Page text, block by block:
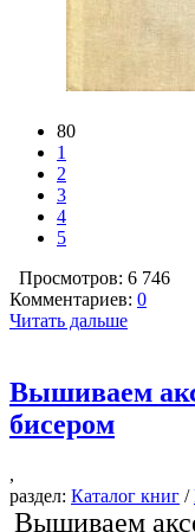
80
1
2
3
4
5
Просмотров: 6 746
Комментариев: 0
Читать дальше
Вышиваем
бисером
,
раздел: Каталог книг /
Вышиваем